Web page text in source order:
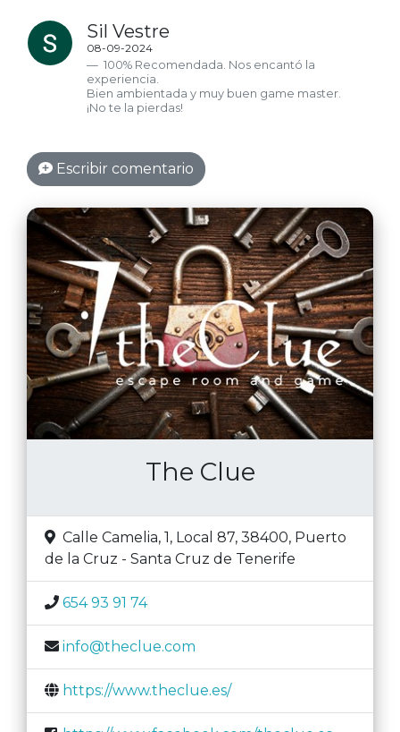
Sil Vestre
08-09-2024
100% Recomendada. Nos encantó la
experiencia.
Bien ambientada y muy buen game master.
¡No te la pierdas!
Escribir comentario
The Clue
Calle Camelia, 1, Local 87, 38400, Puerto
de la Cruz - Santa Cruz de Tenerife
654 93 91 74
info@theclue.com
https://www.theclue.es/